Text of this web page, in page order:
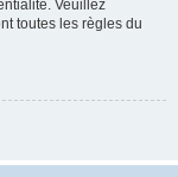
Veuillez
toutes les règles du